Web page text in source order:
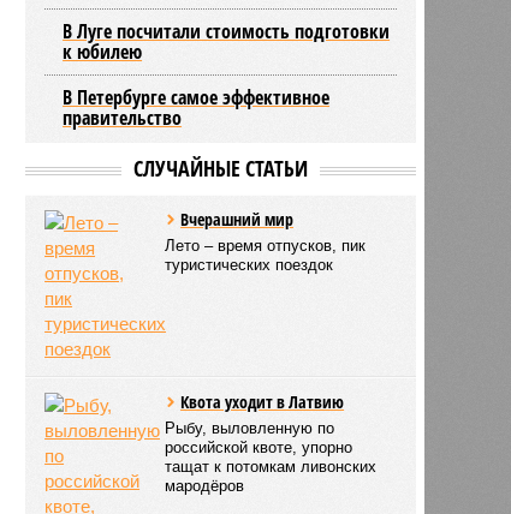
В Луге посчитали стоимость подготовки
к юбилею
В Петербурге самое эффективное
правительство
СЛУЧАЙНЫЕ СТАТЬИ
Вчерашний мир
Лето – время отпусков, пик
туристических поездок
Квота уходит в Латвию
Рыбу, выловленную по
российской квоте, упорно
тащат к потомкам ливонских
мародёров